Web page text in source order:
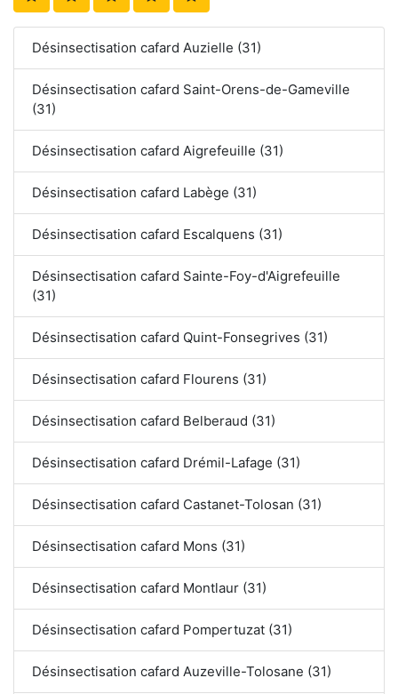
Désinsectisation cafard Auzielle (31)
Désinsectisation cafard Saint-Orens-de-Gameville
(31)
Désinsectisation cafard Aigrefeuille (31)
Désinsectisation cafard Labège (31)
Désinsectisation cafard Escalquens (31)
Désinsectisation cafard Sainte-Foy-d'Aigrefeuille
(31)
Désinsectisation cafard Quint-Fonsegrives (31)
Désinsectisation cafard Flourens (31)
Désinsectisation cafard Belberaud (31)
Désinsectisation cafard Drémil-Lafage (31)
Désinsectisation cafard Castanet-Tolosan (31)
Désinsectisation cafard Mons (31)
Désinsectisation cafard Montlaur (31)
Désinsectisation cafard Pompertuzat (31)
Désinsectisation cafard Auzeville-Tolosane (31)